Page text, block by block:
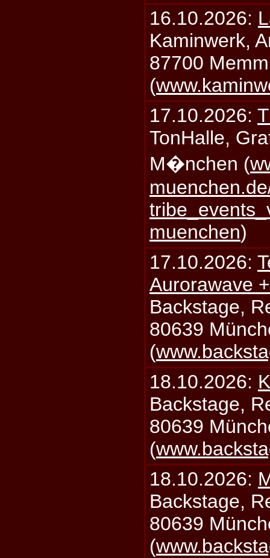
16.10.2026:
Kaminwerk,
87700
(
17.10.2026:
TonHalle,
M�nchen (
muenchen)
17.10.2026:
Aurorawave
Backstage,
80639
(
18.10.2026:
Backstage,
80639
(
18.10.2026:
Backstage,
80639
(